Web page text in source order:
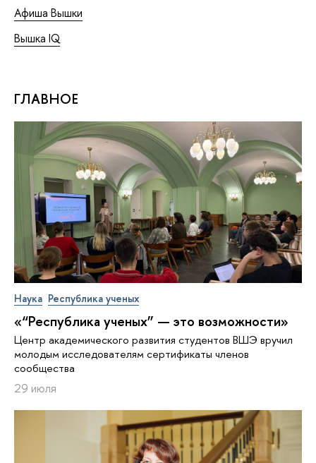
Афиша Вышки
Вышка IQ
ГЛАВНОЕ
Наука Республика ученых
«“Республика ученых” — это возможности»
Центр академического развития студентов ВШЭ вручил
молодым исследователям сертификаты членов
сообщества
29 июля